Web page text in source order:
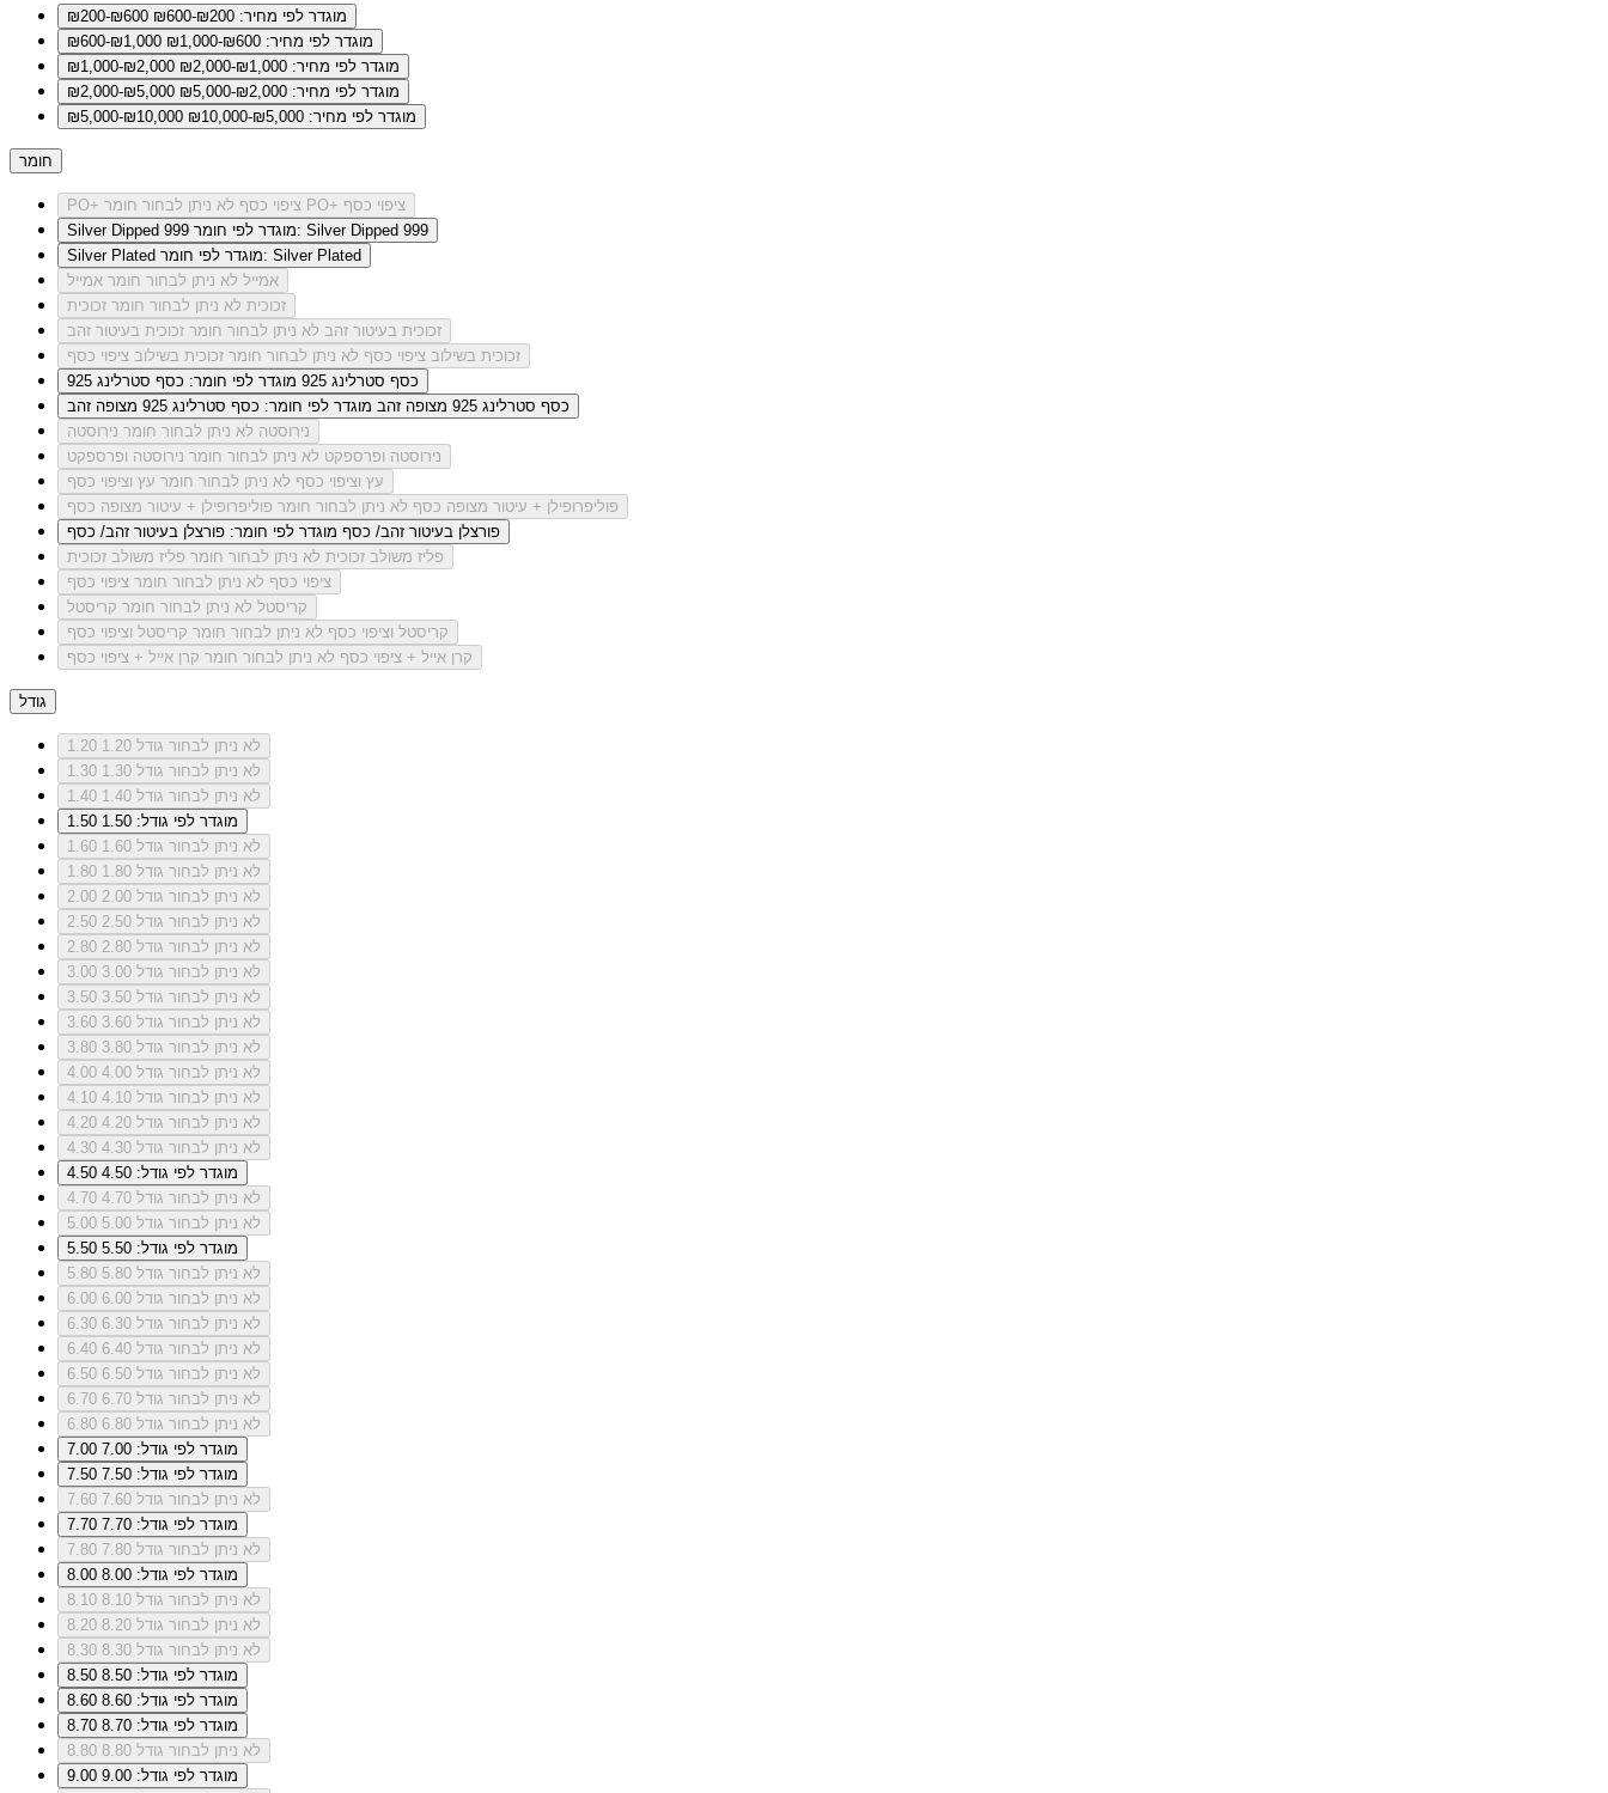
₪200-₪600
מוגדר לפי מחיר: ₪200-₪600
₪600-₪1,000
מוגדר לפי מחיר: ₪600-₪1,000
₪1,000-₪2,000
מוגדר לפי מחיר: ₪1,000-₪2,000
₪2,000-₪5,000
מוגדר לפי מחיר: ₪2,000-₪5,000
₪5,000-₪10,000
מוגדר לפי מחיר: ₪5,000-₪10,000
חומר
PO+ ציפוי כסף
לא ניתן לבחור חומר PO+ ציפוי כסף
Silver Dipped 999
מוגדר לפי חומר: Silver Dipped 999
Silver Plated
מוגדר לפי חומר: Silver Plated
אמייל לא ניתן לבחור חומר אמייל
זכוכית לא ניתן לבחור חומר זכוכית
זכוכית בעיטור זהב לא ניתן לבחור חומר זכוכית בעיטור זהב
זכוכית בשילוב ציפוי כסף לא ניתן לבחור חומר זכוכית בשילוב ציפוי כסף
כסף סטרלינג 925
מוגדר לפי חומר: כסף סטרלינג 925
כסף סטרלינג 925 מצופה זהב
מוגדר לפי חומר: כסף סטרלינג 925 מצופה זהב
נירוסטה לא ניתן לבחור חומר נירוסטה
נירוסטה ופרספקט לא ניתן לבחור חומר נירוסטה ופרספקט
עץ וציפוי כסף לא ניתן לבחור חומר עץ וציפוי כסף
פוליפרופילן + עיטור מצופה כסף לא ניתן לבחור חומר פוליפרופילן + עיטור מצופה כסף
פורצלן בעיטור זהב/ כסף מוגדר לפי חומר: פורצלן בעיטור זהב/ כסף
פליז משולב זכוכית לא ניתן לבחור חומר פליז משולב זכוכית
ציפוי כסף לא ניתן לבחור חומר ציפוי כסף
קריסטל לא ניתן לבחור חומר קריסטל
קריסטל וציפוי כסף לא ניתן לבחור חומר קריסטל וציפוי כסף
קרן אייל + ציפוי כסף לא ניתן לבחור חומר קרן אייל + ציפוי כסף
גודל
1.20
לא ניתן לבחור גודל 1.20
1.30
לא ניתן לבחור גודל 1.30
1.40
לא ניתן לבחור גודל 1.40
1.50
מוגדר לפי גודל: 1.50
1.60
לא ניתן לבחור גודל 1.60
1.80
לא ניתן לבחור גודל 1.80
2.00
לא ניתן לבחור גודל 2.00
2.50
לא ניתן לבחור גודל 2.50
2.80
לא ניתן לבחור גודל 2.80
3.00
לא ניתן לבחור גודל 3.00
3.50
לא ניתן לבחור גודל 3.50
3.60
לא ניתן לבחור גודל 3.60
3.80
לא ניתן לבחור גודל 3.80
4.00
לא ניתן לבחור גודל 4.00
4.10
לא ניתן לבחור גודל 4.10
4.20
לא ניתן לבחור גודל 4.20
4.30
לא ניתן לבחור גודל 4.30
4.50
מוגדר לפי גודל: 4.50
4.70
לא ניתן לבחור גודל 4.70
5.00
לא ניתן לבחור גודל 5.00
5.50
מוגדר לפי גודל: 5.50
5.80
לא ניתן לבחור גודל 5.80
6.00
לא ניתן לבחור גודל 6.00
6.30
לא ניתן לבחור גודל 6.30
6.40
לא ניתן לבחור גודל 6.40
6.50
לא ניתן לבחור גודל 6.50
6.70
לא ניתן לבחור גודל 6.70
6.80
לא ניתן לבחור גודל 6.80
7.00
מוגדר לפי גודל: 7.00
7.50
מוגדר לפי גודל: 7.50
7.60
לא ניתן לבחור גודל 7.60
7.70
מוגדר לפי גודל: 7.70
7.80
לא ניתן לבחור גודל 7.80
8.00
מוגדר לפי גודל: 8.00
8.10
לא ניתן לבחור גודל 8.10
8.20
לא ניתן לבחור גודל 8.20
8.30
לא ניתן לבחור גודל 8.30
8.50
מוגדר לפי גודל: 8.50
8.60
מוגדר לפי גודל: 8.60
8.70
מוגדר לפי גודל: 8.70
8.80
לא ניתן לבחור גודל 8.80
9.00
מוגדר לפי גודל: 9.00